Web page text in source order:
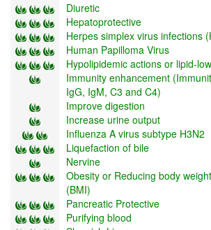
Diuretic
Hepatoprotective
Herpes simplex virus infections
Human Papilloma Virus
Hypolipidemic actions or lipid-
Immunity enhancement
IgG, IgM, C3 and C4)
Improve digestion
Increase urine output
Influenza A virus subtype H3N2
Liquefaction of bile
Nervine
Obesity or Reducing body
(BMI)
Pancreatic Protective
Purifying blood